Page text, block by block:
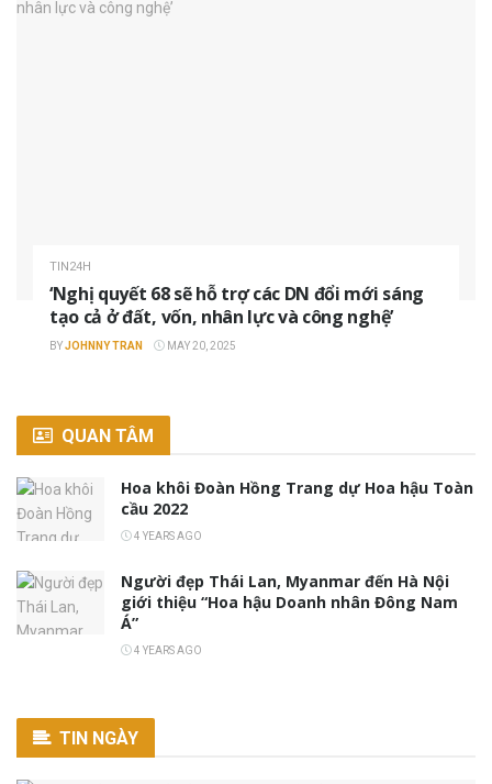
TIN24H
‘Nghị quyết 68 sẽ hỗ trợ các DN đổi mới sáng
tạo cả ở đất, vốn, nhân lực và công nghệ’
BYJOHNNY TRAN MAY 20, 2025
QUAN TÂM
Hoa khôi Đoàn Hồng Trang dự Hoa hậu Toàn
cầu 2022
4 YEARS AGO
Người đẹp Thái Lan, Myanmar đến Hà Nội
giới thiệu “Hoa hậu Doanh nhân Đông Nam
Á”
4 YEARS AGO
TIN NGÀY